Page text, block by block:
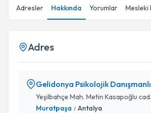
Adresler Hakkında Yorumlar Mesleki
Adres
Gelidonya Psikolojik
Yeşilbahçe Mah. Metin Kasapoğlu
Muratpaşa / Antalya